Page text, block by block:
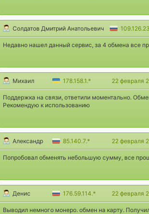
Солдатов Дмитрий Анатольевич
Недавно нашел данный сервис, за 4 обмена все
Михаил 178.158.1.* 22 февраля
Поддержка на связи, ответили моментально.
Рекомендую к использованию
Александр 85.140.7.* 22 февраля
Попробовал обменять небольшую сумму, все
Денис 176.59.114.* 22 февраля
Выводил немного монеро. обмен на карту.